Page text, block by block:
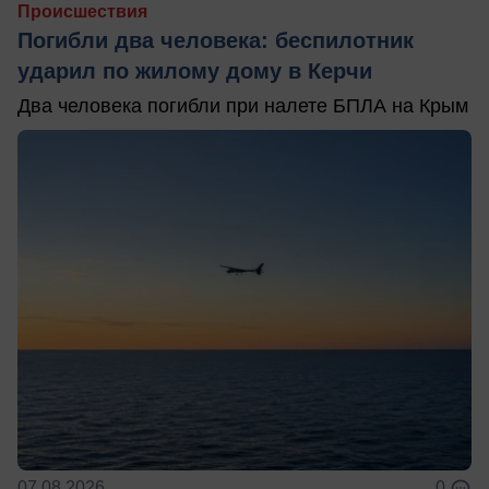
Происшествия
Погибли два человека: беспилотник
ударил по жилому дому в Керчи
Два человека погибли при налете БПЛА на Крым